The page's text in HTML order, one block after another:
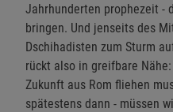
Jahrhunderten prophezeit -
bringen. Und jenseits des
Dschihadisten zum Sturm
rückt also in greifbare
Zukunft aus Rom fliehen
spätestens dann - müssen